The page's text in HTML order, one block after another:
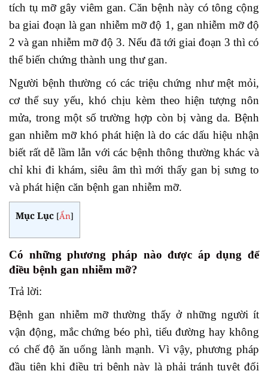
tích tụ mỡ gây viêm gan. Căn bệnh này có tông cộng
ba giai đoạn là gan nhiễm mỡ độ 1, gan nhiễm mỡ độ
2 và gan nhiễm mỡ độ 3. Nếu đã tới giai đoạn 3 thì có
thể biến chứng thành ung thư gan.
Người bệnh thường có các triệu chứng như mệt mỏi,
cơ thể suy yếu, khó chịu kèm theo hiện tượng nôn
mửa, trong một số trường hợp còn bị vàng da. Bệnh
gan nhiễm mỡ khó phát hiện là do các dấu hiệu nhận
biết rất dễ lầm lẫn với các bệnh thông thường khác và
chỉ khi đi khám, siêu âm thì mới thấy gan bị sưng to
và phát hiện căn bệnh gan nhiễm mỡ.
Mục Lục [Ẩn]
Có những phương pháp nào được áp dụng để
điều bệnh gan nhiễm mỡ?
Trả lời:
Bệnh gan nhiễm mỡ thường thấy ở những người ít
vận động, mắc chứng béo phì, tiểu đường hay không
có chế độ ăn uống lành mạnh. Vì vậy, phương pháp
đầu tiên khi điều trị bệnh này là phải tránh tuyệt đối